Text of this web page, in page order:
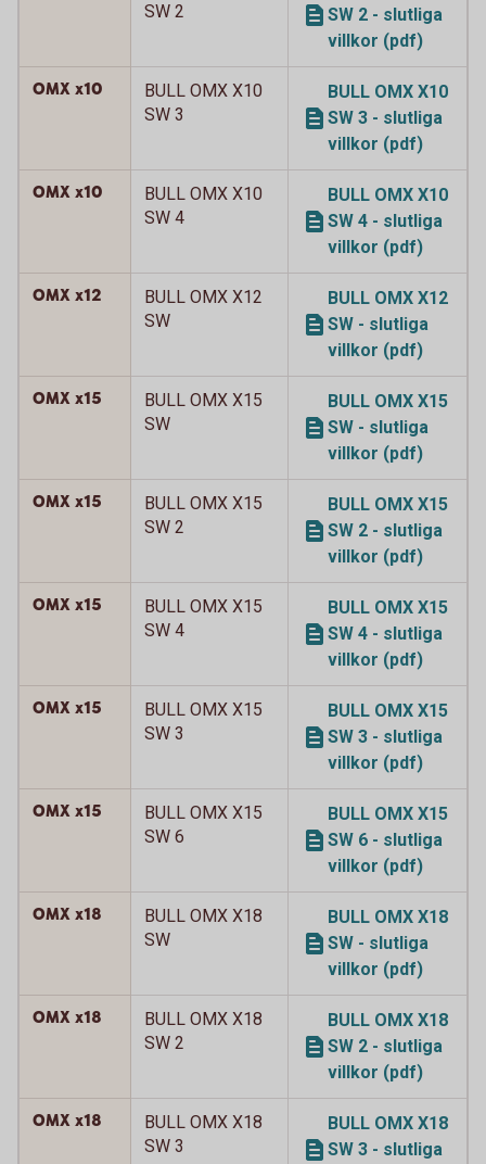
SW 2
SW 2 - slutliga
villkor (pdf)
OMX x10
BULL OMX X10
SW 3
BULL OMX X10
SW 3 - slutliga
villkor (pdf)
OMX x10
BULL OMX X10
SW 4
BULL OMX X10
SW 4 - slutliga
villkor (pdf)
OMX x12
BULL OMX X12
SW
BULL OMX X12
SW - slutliga
villkor (pdf)
OMX x15
BULL OMX X15
SW
BULL OMX X15
SW - slutliga
villkor (pdf)
OMX x15
BULL OMX X15
SW 2
BULL OMX X15
SW 2 - slutliga
villkor (pdf)
OMX x15
BULL OMX X15
SW 4
BULL OMX X15
SW 4 - slutliga
villkor (pdf)
OMX x15
BULL OMX X15
SW 3
BULL OMX X15
SW 3 - slutliga
villkor (pdf)
OMX x15
BULL OMX X15
SW 6
BULL OMX X15
SW 6 - slutliga
villkor (pdf)
OMX x18
BULL OMX X18
SW
BULL OMX X18
SW - slutliga
villkor (pdf)
OMX x18
BULL OMX X18
SW 2
BULL OMX X18
SW 2 - slutliga
villkor (pdf)
OMX x18
BULL OMX X18
SW 3
BULL OMX X18
SW 3 - slutliga